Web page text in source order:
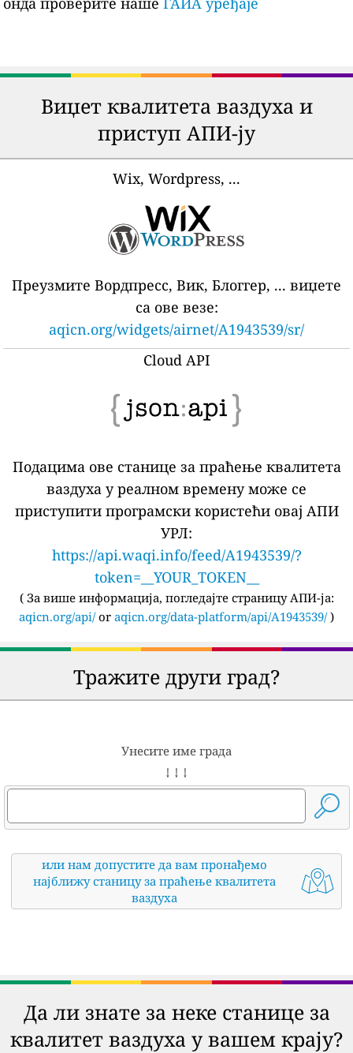
Виџет квалитета ваздуха и
приступ АПИ-ју
Wix, Wordpress, ...
Преузмите Вордпресс, Вик, Блоггер, ... виџете
са ове везе:
aqicn.org/widgets/airnet/A1943539/sr/
Cloud API
Подацима ове станице за праћење квалитета
ваздуха у реалном времену може се
приступити програмски користећи овај АПИ
УРЛ:
https://api.waqi.info/feed/A1943539/?
token=__YOUR_TOKEN__
( За више информација, погледајте страницу АПИ-ја:
aqicn.org/api/or aqicn.org/data-platform/api/A1943539/)
Тражите други град?
Унесите име града
↓ ↓ ↓
или нам допустите да вам пронађемо
најближу станицу за праћење квалитета
ваздуха
Да ли знате за неке станице за
квалитет ваздуха у вашем крају?